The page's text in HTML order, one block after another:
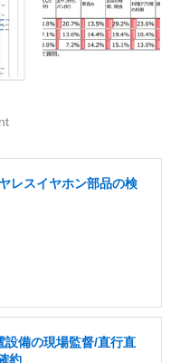
レスイヤホン部品の検
設備の現場監督/直行直
約